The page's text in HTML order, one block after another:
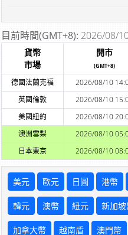
目前時間(GMT+8): 2026/08/
貨幣
市場
開市
(GMT+8)
德國法蘭克福 2026/08/10
英國倫敦
2026/08/10
美國紐約
2026/08/10
澳洲雪梨
2026/08/10
日本東京
2026/08/10
美元 歐元 日圓 港幣
韓元 澳幣 紐元 新加
加拿大幣 越南盾 澳門幣